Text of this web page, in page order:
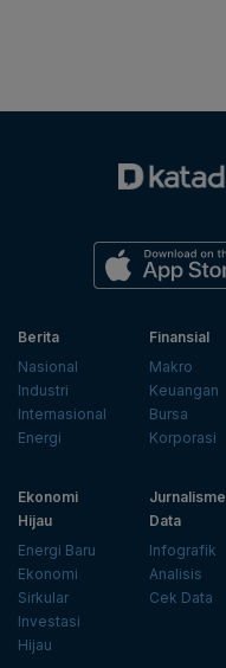
Berita
Nasional
Industri
Internasional
Energi
Finansial
Makro
Keuangan
Bursa
Korporasi
Ekonomi
Hijau
Energi Baru
Ekonomi
Sirkular
Investasi
Hijau
Jurnalisme
Data
Infografik
Analisis
Cek Data